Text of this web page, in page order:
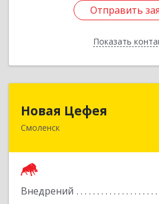
Отправить
Показать
Отправить
Назад
Новая Цефея
Смоленск
Внедрений
214018, Смоленская обл,